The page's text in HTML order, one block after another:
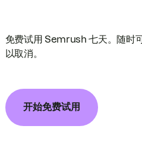
免费试用 Semrush 七天。随时
以取消。
开始免费试用